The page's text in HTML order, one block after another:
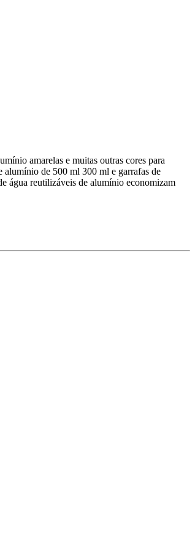
amarelas e muitas outras cores para
alumínio de 500 ml 300 ml e garrafas de
água reutilizáveis ​​de alumínio economizam